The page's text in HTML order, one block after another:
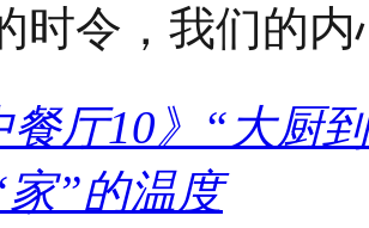
时令，我们的
餐厅10》“大厨
”的温度